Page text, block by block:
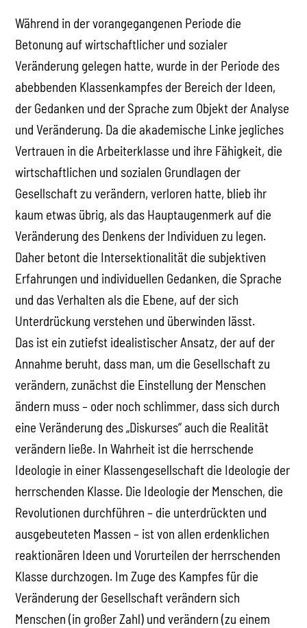
Während in der vorangegangenen Periode die
Betonung auf wirtschaftlicher und sozialer
Veränderung gelegen hatte, wurde in der Periode des
abebbenden Klassenkampfes der Bereich der Ideen,
der Gedanken und der Sprache zum Objekt der Analyse
und Veränderung. Da die akademische Linke jegliches
Vertrauen in die Arbeiterklasse und ihre Fähigkeit, die
wirtschaftlichen und sozialen Grundlagen der
Gesellschaft zu verändern, verloren hatte, blieb ihr
kaum etwas übrig, als das Hauptaugenmerk auf die
Veränderung des Denkens der Individuen zu legen.
Daher betont die Intersektionalität die subjektiven
Erfahrungen und individuellen Gedanken, die Sprache
und das Verhalten als die Ebene, auf der sich
Unterdrückung verstehen und überwinden lässt.
Das ist ein zutiefst idealistischer Ansatz, der auf der
Annahme beruht, dass man, um die Gesellschaft zu
verändern, zunächst die Einstellung der Menschen
ändern muss – oder noch schlimmer, dass sich durch
eine Veränderung des „Diskurses“ auch die Realität
verändern ließe. In Wahrheit ist die herrschende
Ideologie in einer Klassengesellschaft die Ideologie der
herrschenden Klasse. Die Ideologie der Menschen, die
Revolutionen durchführen – die unterdrückten und
ausgebeuteten Massen – ist von allen erdenklichen
reaktionären Ideen und Vorurteilen der herrschenden
Klasse durchzogen. Im Zuge des Kampfes für die
Veränderung der Gesellschaft verändern sich
Menschen (in großer Zahl) und verändern (zu einem